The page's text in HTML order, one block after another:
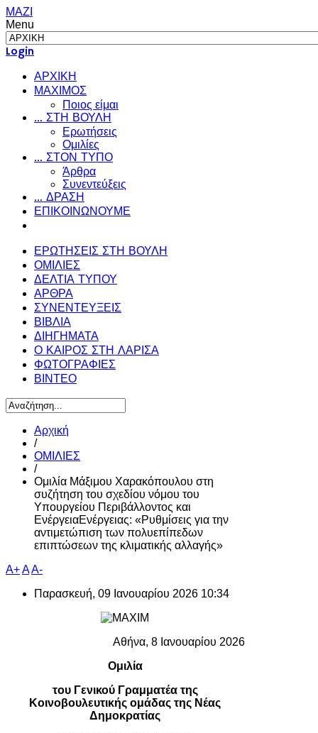
ΜΑΖΙ
Menu
Login
ΑΡΧΙΚΗ
ΜΑΧΙΜΟΣ
Ποιος είμαι
... ΣΤΗ ΒΟΥΛΗ
Ερωτήσεις
Ομιλίες
... ΣΤΟΝ ΤΥΠΟ
Άρθρα
Συνεντεύξεις
... ΔΡΑΣΗ
ΕΠΙΚΟΙΝΩΝΟΥΜΕ
ΕΡΩΤΗΣΕΙΣ ΣΤΗ ΒΟΥΛΗ
ΟΜΙΛΙΕΣ
ΔΕΛΤΙΑ ΤΥΠΟΥ
ΑΡΘΡΑ
ΣΥΝΕΝΤΕΥΞΕΙΣ
ΒΙΒΛΙΑ
ΔΙΗΓΗΜΑΤΑ
Ο ΚΑΙΡΟΣ ΣΤΗ ΛΑΡΙΣΑ
ΦΩΤΟΓΡΑΦΙΕΣ
ΒΙΝΤΕΟ
Αρχική
/
ΟΜΙΛΙΕΣ
/
Ομιλία Μάξιμου Χαρακόπουλου στη
συζήτηση του σχεδίου νόμου του
Υπουργείου Περιβάλλοντος και
ΕνέργειαΕνέργειας: «Ρυθμίσεις για την
αντιμετώπιση των πολυεπίπεδων
επιπτώσεων της κλιματικής αλλαγής»
A+AA-
Παρασκευή, 09 Ιανουαρίου 2026 10:34
Αθήνα, 8 Ιανουαρίου 2026
Ομιλία
του Γενικού Γραμματέα της
Κοινοβουλευτικής ομάδας της Νέας
Δημοκρατίας